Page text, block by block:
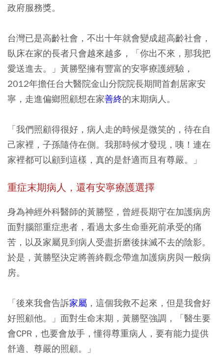
政府服務獎。
台灣已是高齡社會，不出十年就會變成超高齡社會，
臥床在家的長者只會越來越多，「你出不來，那我把
愛送進去。」黃勝堅擁有豐富的安寧療護經驗，
2012年擔任台大醫院金山分院院長期間首創居家安
寧，走進偏鄉照顧想在家善終的末期病人。
「我們照顧得很好，病人走的時候是微笑的，待在自
己家裡，子孫隨侍在側。我那時候才發現，咦！連在
家裡都可以顧到這樣，真的是舒適而且有尊嚴。」
重症末期病人， 還有安寧療護選擇
身為神經外科醫師的黃勝堅，曾經長期守在加護病房
面對腦部重症患者，看過太多生命垂死前承受的痛
苦，以及家屬見到病人受盡折磨後抹滅不去的陰影。
於是，黃勝堅決定將善終觀念帶進加護病房與一般病
房。
「後來我會告訴家屬 ，這個我救不起來，但是我會好
好照顧他。」面對生命末期，黃勝堅強調，「醫生要
會CPR，也要會放手，懂得尊重病人，要有能力提供
舒適、尊嚴的照顧。」